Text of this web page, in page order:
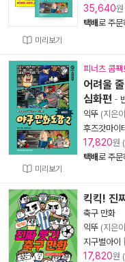
미리보기
35,640
택배로 주문
미리보기
피너츠 콤
어려울
심화편 -
익뚜 (지은
후즈갓마이
17,820원
택배로 주문
킥킥! 진
축구 만화
익뚜 (지은
지구별아이
17,820원